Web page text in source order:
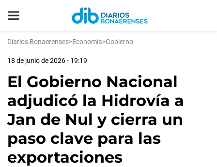
Diarios Bonaerenses>Economía>Gobierno
18 de junio de 2026 - 19:19
El Gobierno Nacional
adjudicó la Hidrovía a
Jan de Nul y cierra un
paso clave para las
exportaciones